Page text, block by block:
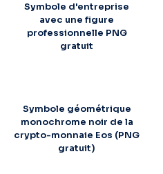
Symbole d'entreprise
avec une figure
professionnelle PNG
gratuit
Symbole géométrique
monochrome noir de la
crypto-monnaie Eos (PNG
gratuit)